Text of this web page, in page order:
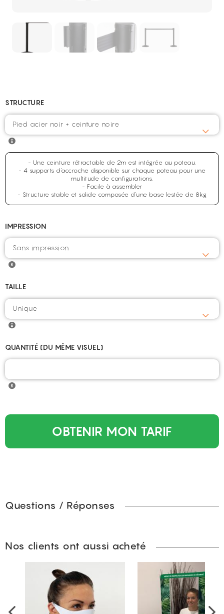
STRUCTURE
Pied acier noir + ceinture noire
- Une ceinture rétractable de 2m est intégrée au poteau.
- 4 supports d'accroche disponible sur chaque poteau pour une
multitude de configurations.
- Facile à assembler
- Structure stable et solide composée d'une base lestée de 8kg
IMPRESSION
Sans impression
TAILLE
Unique
QUANTITÉ (DU MÊME VISUEL)
OBTENIR MON TARIF
Questions / Réponses
Nos clients ont aussi acheté